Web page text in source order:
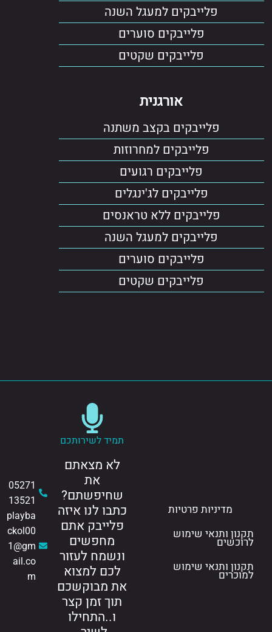
פלייבקים למעגל השנה
פלייבקים סוערים
פלייבקים שקטים
אורגנית
פלייבקים בקצב משתנה
פלייבקים למחרוזות
פלייבקים רגועים
פלייבקים לג'ינגלים
פלייבקים ללא טראנסים
פלייבקים למעגל השנה
פלייבקים סוערים
פלייבקים שקטים
מדיניות פרטיות
ותנאי שימוש
ותנאי שימוש
תמיד לשירותכם
לא מצאתם
שחיפשתם?
כתבו לנו איזה
פלייבק אתם
מחפשים
ונשמח לעזור
לכם למצוא
את מבוקשכם
תוך זמן קצר
ו..התחילו
13521
playba
ckol00
1@gm
ail.co
m